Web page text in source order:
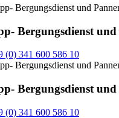
Bergungsdienst und
(0) 341 600 586 10
Bergungsdienst und
(0) 341 600 586 10